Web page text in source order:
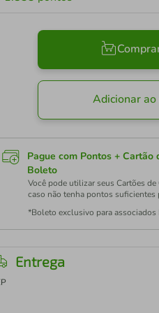
Adicionar
Pague com Pontos + Cartão
Boleto
Você pode utilizar seus Cartões
caso não tenha pontos suficientes
*Boleto exclusivo para associados
Entrega